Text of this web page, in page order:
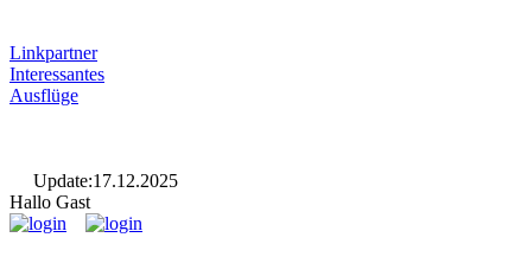
Linkpartner
Interessantes
Ausflüge
Update:17.12.2025
Hallo Gast